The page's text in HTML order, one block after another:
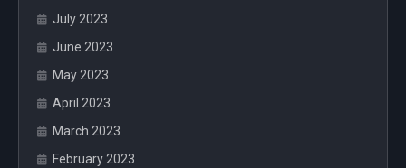
July 2023
June 2023
May 2023
April 2023
March 2023
February 2023